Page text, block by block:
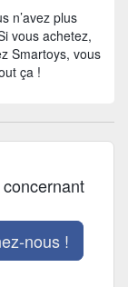
n’avez plus
vous achetez,
Smartoys, vous
ça !
nous !